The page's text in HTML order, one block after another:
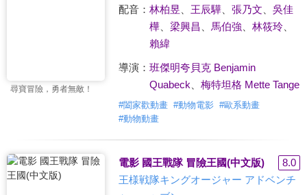
尋寶冒險，勇者無敵！
配音： 林柏昱 王辰驊、 張乃文
吳佳
樺、 梁興昌 馬伯強 林筱玲、
賴緯
導演： 班傑明夸貝克 Benjamin
Quabeck
梅特坦格 Mette Tange
#闔家歡動畫 #動物電影 #歐系動畫
#動物動畫
電影 國王戰隊 冒險王國(中文版)
8.0
王様戦隊キングオージャー アドベンチ